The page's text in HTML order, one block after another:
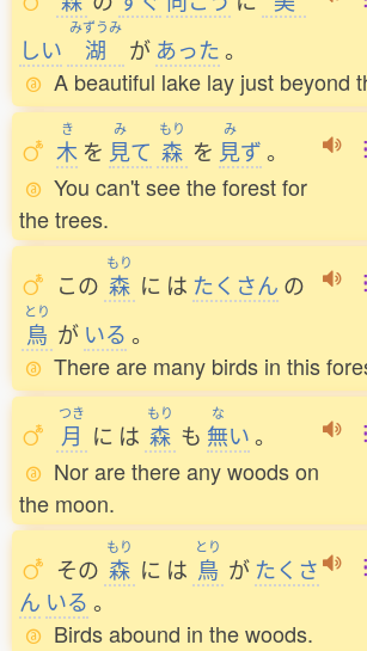
しい
みずうみ
湖 が あった。
A beautiful lake lay just beyond
き
木 を
み
見て
もり
森 を
み
見ず。
You can't see the forest for
the trees.
この
もり
森 に は たくさん の
とり
鳥 が いる 。
There are many birds in this
つき
月 に は
もり
森 も
な
無い。
Nor are there any woods on
the moon.
その
もり
森 に は
とり
鳥 がたくさ
ん いる 。
Birds abound in the woods.